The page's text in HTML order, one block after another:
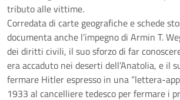
tributo alle vittime.
Corredata di carte geografiche e schede
documenta anche l’impegno di Armin T.
dei diritti civili, il suo sforzo di far
era accaduto nei deserti dell’Anatolia, e il
fermare Hitler espresso in una “lettera-
1933 al cancelliere tedesco per fermare i